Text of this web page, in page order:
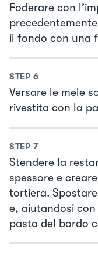
Foderare con
il fondo con una
STEP 6
Versare le mele
rivestita con la
STEP 7
Stendere la
spessore e
tortiera.
e, aiutandosi
pasta del bordo